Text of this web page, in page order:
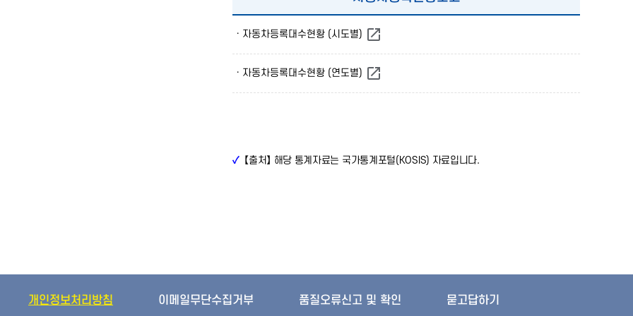
· 자동차등록대수현황 (시도별)
· 자동차등록대수현황 (연도별)
✓【출처】 해당 통계자료는 국가통계포털(KOSIS) 자료입니다.
개인정보처리방침 이메일무단수집거부 품질오류신고 및 확인 묻고답하기